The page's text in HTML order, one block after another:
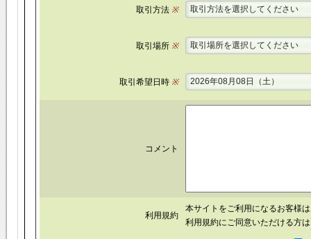
取引方法※ 取引方法を選択してください
取引場所※ 取引場所を選択してください
取引希望日時※ 2026年08月08日（土）
コメント
利用規約
本サイトをご利用になるお客様
利用規約にご同意いただける方